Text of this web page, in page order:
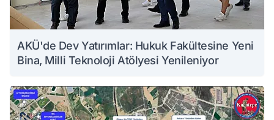
AKÜ'de Dev Yatırımlar: Hukuk Fakültesine Yeni
Bina, Milli Teknoloji Atölyesi Yenileniyor